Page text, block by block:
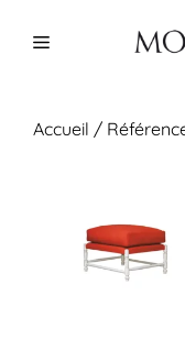
Menu
Accueil /